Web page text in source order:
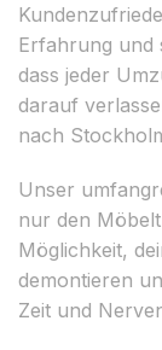
Erfahrung und
dass jeder
darauf
nach
Unser
nur den
Möglichkeit,
demontieren
Zeit und